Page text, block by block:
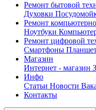
Ремонт бытовой
Духовки
Ремонт
Ноутбуки
Ремонт цифровой
Смартфоны
Магазин
Интернет - магазин
Инфо
Статьи Новости
Контакты